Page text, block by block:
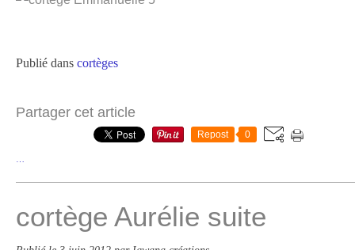
Publié dans cortèges
Partager cet article
Repost 0
cortège Aurélie suite